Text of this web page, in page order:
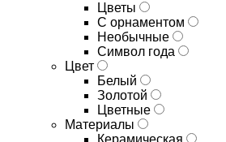
Цветы
С орнаментом
Необычные
Символ года
Цвет
Белый
Золотой
Цветные
Материалы
Керамическая